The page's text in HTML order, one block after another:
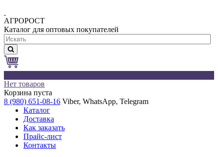
АГРОРОСТ
Каталог для оптовых покупателей
Нет товаров
Корзина пуста
8 (980) 651-08-16 Viber, WhatsApp, Telegram
Каталог
Доставка
Как заказать
Прайс-лист
Контакты